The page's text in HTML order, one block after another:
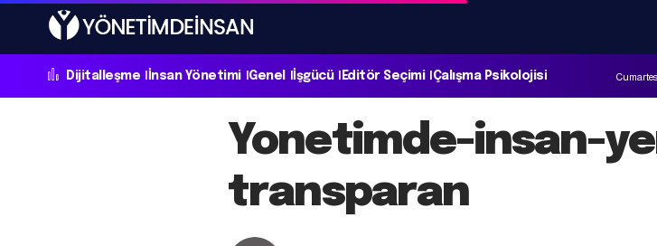
Dijitalleşme İnsan Yönetimi Genel İşgücü Editör Seçimi Çalışma Psikolojisi
Yonetimde-insan-
transparan